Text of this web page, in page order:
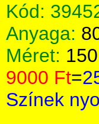
Kód:
Anyaga:
Méret:
9000 Ft=
Színek